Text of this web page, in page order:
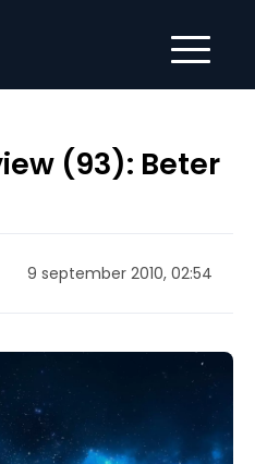
(93): Beter
9 september 2010, 02:54